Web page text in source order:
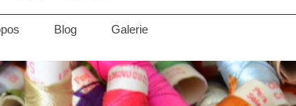
Blog Galerie